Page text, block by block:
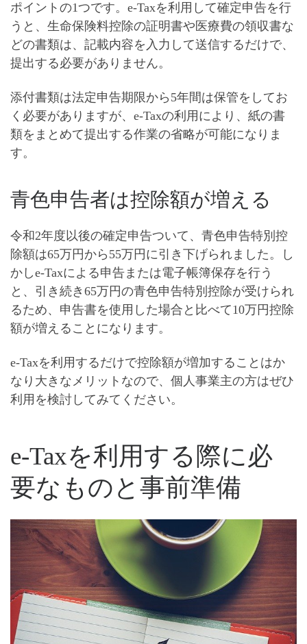
ポイントの1つです。e-Taxを利用して確定申告を行
うと、 生命保険料控除の証明書や医療費の領収書な
どの書類は、記載内容を入力して送信するだけで、
提出する必要がありません。
添付書類は法定申告期限から5年間は保管をしてお
く必要がありますが、 e-Taxの利用により、紙の書
類をまとめて提出する作業の省略が可能になりま
す。
青色申告者は控除額が増える
令和2年度以後の確定申告ついて、青色申告特別控
除額は65万円から55万円 に引き下げられました。し
かしe-Taxによる申告または電子帳簿保存を行う
と、 引き続き65万円の青色申告特別控除が受けられ
るため、申告書を使用した場合と比べて10万円控除
額が増える ことになります。
e-Taxを利用するだけで控除額が増加することはか
なり大きなメリットなので、個人事業主の方はぜひ
利用を検討してみてください。
e-Taxを利用する際に必
要なものと事前準備